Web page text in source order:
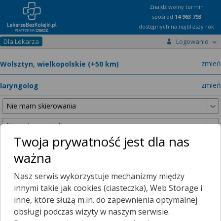
Znajdź wolny termin
spośród 14 963 793
dostępnych na najbliższy rok
Dla Lekarza Logowanie
zmień
zmień
Nie znaleźliśmy żadnych lekarzy w promieniu25 km , dlatego
zwiększyliśmy promień wyszukiwania do
50 km
Mamy dla Ciebie porady zdalne!
Twoja prywatność jest dla nas
ważna
Nasz serwis wykorzystuje mechanizmy między
innymi takie jak cookies (ciasteczka), Web Storage i
inne, które służą m.in. do zapewnienia optymalnej
obsługi podczas wizyty w naszym serwisie.